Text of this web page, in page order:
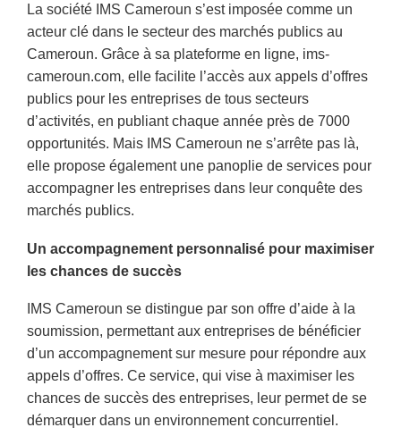
La société IMS Cameroun s’est imposée comme un
acteur clé dans le secteur des marchés publics au
Cameroun. Grâce à sa plateforme en ligne, ims-
cameroun.com, elle facilite l’accès aux appels d’offres
publics pour les entreprises de tous secteurs
d’activités, en publiant chaque année près de 7000
opportunités. Mais IMS Cameroun ne s’arrête pas là,
elle propose également une panoplie de services pour
accompagner les entreprises dans leur conquête des
marchés publics.
Un accompagnement personnalisé pour maximiser
les chances de succès
IMS Cameroun se distingue par son offre d’aide à la
soumission, permettant aux entreprises de bénéficier
d’un accompagnement sur mesure pour répondre aux
appels d’offres. Ce service, qui vise à maximiser les
chances de succès des entreprises, leur permet de se
démarquer dans un environnement concurrentiel.